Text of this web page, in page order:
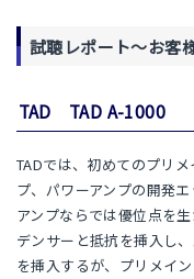
試聴レポート～お客
TAD TAD A-1000
TADでは、初めてのプリ
プ、パワーアンプの開発
アンプならでは優位点を
デンサーと抵抗を挿入し
を挿入するが、プリメイ